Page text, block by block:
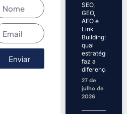
Enviar
SEO,
GEO,
AEO e
Link
Building:
qual
estratégia
faz a
diferença?
27 de
julho de
2026